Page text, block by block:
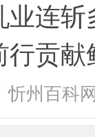
业连
行贡献
忻州百科